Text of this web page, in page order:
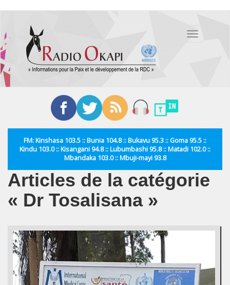
contenu
principal
Toggle
FM: Kinshasa 103.5 :: Bunia 104.8 :: Bukavu 95.3 :: Goma 95.5 ::
Kindu 103.0 :: Kisangani 94.8 :: Lubumbashi 95.8 :: Matadi 102.0 ::
Mbandaka 103.0 :: Mbuji-mayi 93.8
Articles de la catégorie
« Dr Tosalisana »